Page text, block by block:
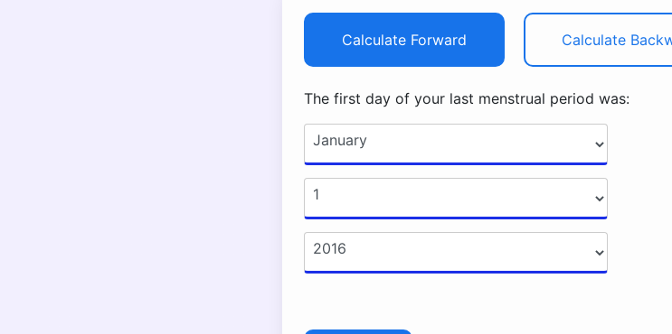
Calculate Forward Calculate
The first day of your last menstrual period was: